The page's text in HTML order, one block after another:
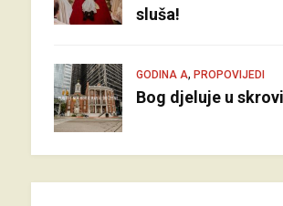
sluša!
GODINA A, PROPOVIJEDI
Bog djeluje u